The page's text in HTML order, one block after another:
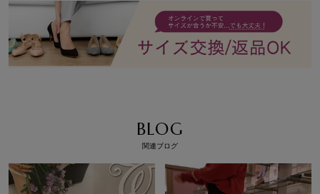
BLOG
関連ブログ